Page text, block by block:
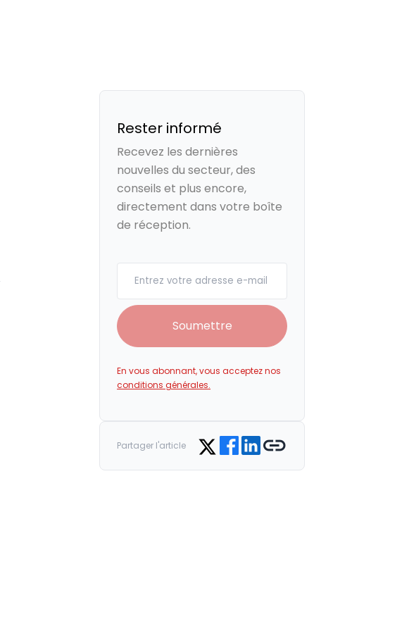
Rester informé
Recevez les dernières
nouvelles du secteur, des
conseils et plus encore,
directement dans votre boîte
de réception.
Soumettre
En vous abonnant, vous acceptez nos
conditions générales.
Partager l'article Share on Twitter
Share on Facebook
Share on LinkedIn
Copy link